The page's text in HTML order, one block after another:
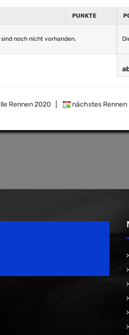
PUNKTE
noch nicht vorhanden.
Rennen 2020 nächstes Rennen